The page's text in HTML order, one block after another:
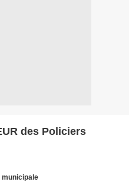
des Policiers
municipale